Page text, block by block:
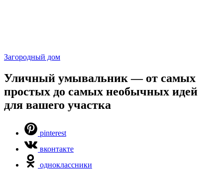
Загородный дом
Уличный умывальник — от самых
простых до самых необычных идей
для вашего участка
pinterest
вконтакте
одноклассники